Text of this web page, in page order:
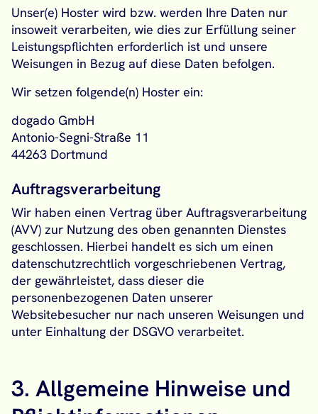
Unser(e) Hoster wird bzw. werden Ihre Daten nur
insoweit verarbeiten, wie dies zur Erfüllung seiner
Leistungspflichten erforderlich ist und unsere
Weisungen in Bezug auf diese Daten befolgen.
Wir setzen folgende(n) Hoster ein:
dogado GmbH
Antonio-Segni-Straße 11
44263 Dortmund
Auftragsverarbeitung
Wir haben einen Vertrag über Auftragsverarbeitung
(AVV) zur Nutzung des oben genannten Dienstes
geschlossen. Hierbei handelt es sich um einen
datenschutzrechtlich vorgeschriebenen Vertrag,
der gewährleistet, dass dieser die
personenbezogenen Daten unserer
Websitebesucher nur nach unseren Weisungen und
unter Einhaltung der DSGVO verarbeitet.
3. Allgemeine Hinweise und